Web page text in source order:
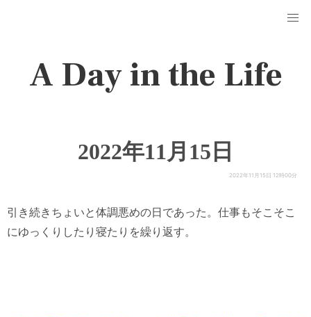
A Day in the Life
2022年11月15日
2022年11月15日 12時00分
引き続きちょいと体調悪めの日であった。仕事もそこそこ
にゆっくりしたり寝たりを繰り返す。